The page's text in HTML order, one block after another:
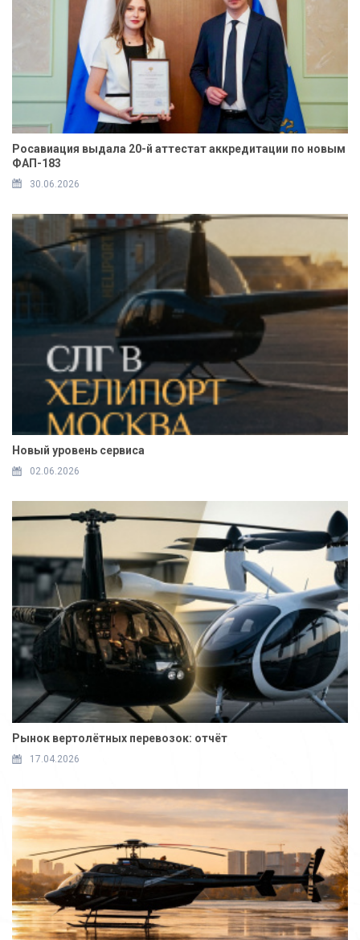
Росавиация выдала 20-й аттестат аккредитации по новым
ФАП-183
30.06.2026
Новый уровень сервиса
02.06.2026
Рынок вертолётных перевозок: отчёт
17.04.2026